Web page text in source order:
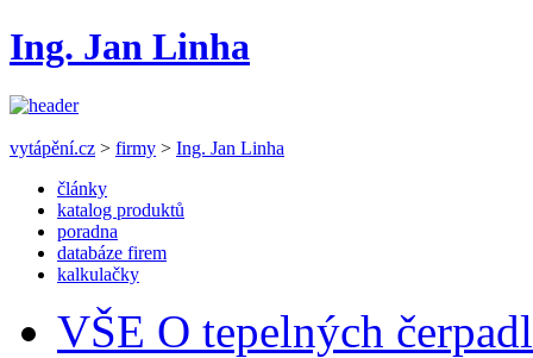
Ing. Jan Linha
vytápění.cz > firmy > Ing. Jan Linha
články
katalog produktů
poradna
databáze firem
kalkulačky
VŠE O tepelných